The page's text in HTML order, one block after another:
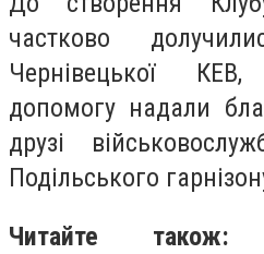
частково
Чернівецької
допомогу надали
друзі
Подільського
Читайте